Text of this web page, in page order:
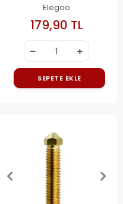
Elegoo
179,90 TL
SEPETE EKLE